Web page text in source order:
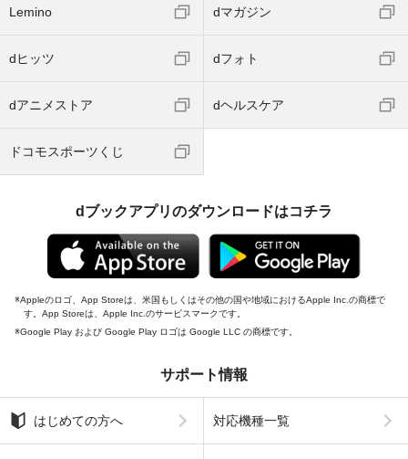
Lemino dマガジン
dヒッツ dフォト
dアニメストア dヘルスケア
ドコモスポーツくじ
dブックアプリのダウンロードはコチラ
Appleのロゴ、App Storeは、米国もしくはその他の国や地域におけるApple Inc.の商標で
す。App Storeは、Apple Inc.のサービスマークです。
Google Play および Google Play ロゴは Google LLC の商標です。
サポート情報
はじめての方へ 対応機種一覧